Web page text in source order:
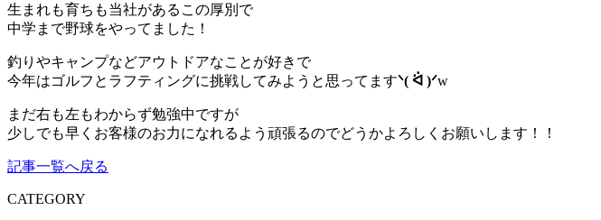
生まれも育ちも当社があるこの厚別で
中学まで野球をやってました！
釣りやキャンプなどアウトドアなことが好きで
今年はゴルフとラフティングに挑戦してみようと思ってますᐠ( ᐛ )ᐟw
まだ右も左もわからず勉強中ですが
少しでも早くお客様のお力になれるよう頑張るのでどうかよろしくお願いします！！
記事一覧へ戻る
CATEGORY